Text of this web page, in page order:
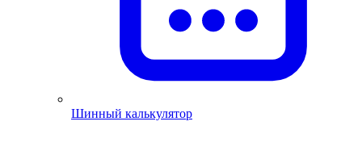
Шинный калькулятор